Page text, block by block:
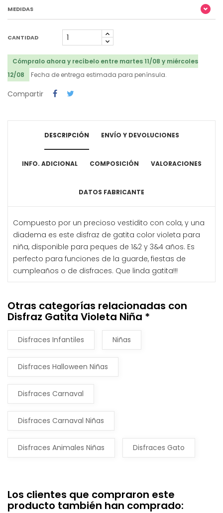
MEDIDAS
CANTIDAD
Cómpralo ahora y recíbelo entre martes 11/08 y miércoles
12/08
Fecha de entrega estimada para península.
Compartir
DESCRIPCIÓN ENVÍO Y DEVOLUCIONES
INFO. ADICIONAL COMPOSICIÓN VALORACIONES
DATOS FABRICANTE
Compuesto por un precioso vestidito con cola, y una
diadema es este disfraz de gatita color violeta para
niña, disponible para peques de 1&2 y 3&4 años. Es
perfecto para funciones de la guarde, fiestas de
cumpleaños o de disfraces. Que linda gatita!!!
Otras categorías relacionadas con
Disfraz Gatita Violeta Niña *
Disfraces Infantiles Niñas
Disfraces Halloween Niñas
Disfraces Carnaval
Disfraces Carnaval Niñas
Disfraces Animales Niñas Disfraces Gato
Los clientes que compraron este
producto también han comprado: